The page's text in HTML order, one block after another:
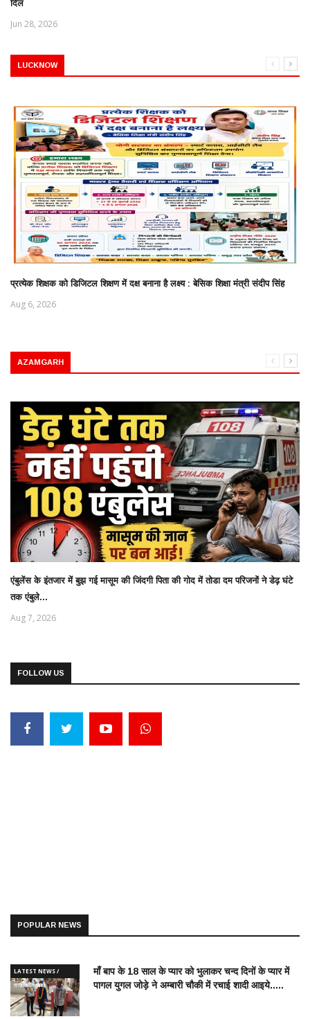
दिल
Jun 28, 2026
LUCKNOW
प्रत्येक शिक्षक को डिजिटल शिक्षण में दक्ष बनाना है लक्ष्य : बेसिक शिक्षा मंत्री संदीप सिंह
Aug 6, 2026
AZAMGARH
एंबुलेंस के इंतजार में बुझ गई मासूम की जिंदगी पिता की गोद में तोडा दम परिजनों ने डेढ़ घंटे
तक एंबुले...
Aug 7, 2026
FOLLOW US
POPULAR NEWS
LATEST NEWS /
ताज़ातरीन खबरें
माँ बाप के 18 साल के प्यार को भुलाकर चन्द दिनों के प्यार में
पागल युगल जोड़े ने अम्बारी चौकी में रचाई शादी आइये.....